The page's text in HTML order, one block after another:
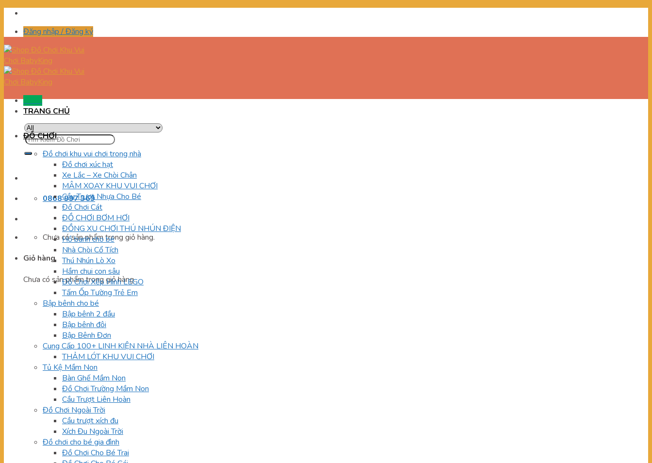
Skip
contentĐăng nhập / Đăng ký
Tìm
kiếm:
0868 997 369
Chưa có sản phẩm trong giỏ hàng.
Giỏ hàng
Chưa có sản phẩm trong giỏ hàng.
TRANG CHỦ
ĐỒ CHƠI
Đồ chơi khu vui chơi trong nhà
Đồ chơi xúc hạt
Xe Lắc – Xe Chòi Chân
MÂM XOAY KHU VUI CHƠI
Cầu Trượt Nhựa Cho Bé
Đồ Chơi Cát
ĐỒ CHƠI BƠM HƠI
ĐỒNG XU CHƠI THÚ NHÚN ĐIỆN
Hồ banh cho bé
Nhà Chòi Cổ Tích
Thú Nhún Lò Xo
Hầm chui con sâu
Đồ Chơi Xếp Hình LEGO
Tấm Ốp Tường Trẻ Em
Bập bênh cho bé
Bập bênh 2 đầu
Bập bênh đôi
Bập Bênh Đơn
Cung Cấp 100+ LINH KIỆN NHÀ LIÊN HOÀN
THẢM LÓT KHU VUI CHƠI
Tủ Kệ Mầm Non
Bàn Ghế Mầm Non
Đồ Chơi Trường Mầm Non
Cầu Trượt Liên Hoàn
Đồ Chơi Ngoài Trời
Cầu trượt xích đu
Xích Đu Ngoài Trời
Đồ chơi cho bé gia đình
Đồ Chơi Cho Bé Trai